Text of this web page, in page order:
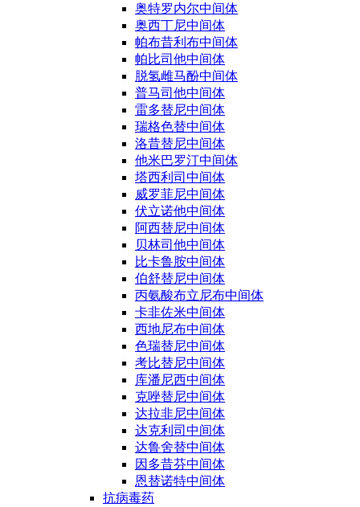
奥特罗内尔中间体
奥西丁尼中间体
帕布昔利布中间体
帕比司他中间体
脱氢雌马酚中间体
普马司他中间体
雷多替尼中间体
瑞格色替中间体
洛昔替尼中间体
他米巴罗汀中间体
塔西利司中间体
威罗菲尼中间体
伏立诺他中间体
阿西替尼中间体
贝林司他中间体
比卡鲁胺中间体
伯舒替尼中间体
丙氨酸布立尼布中间体
卡非佐米中间体
西地尼布中间体
色瑞替尼中间体
考比替尼中间体
库潘尼西中间体
克唑替尼中间体
达拉非尼中间体
达克利司中间体
达鲁舍替中间体
因多昔芬中间体
恩替诺特中间体
抗病毒药